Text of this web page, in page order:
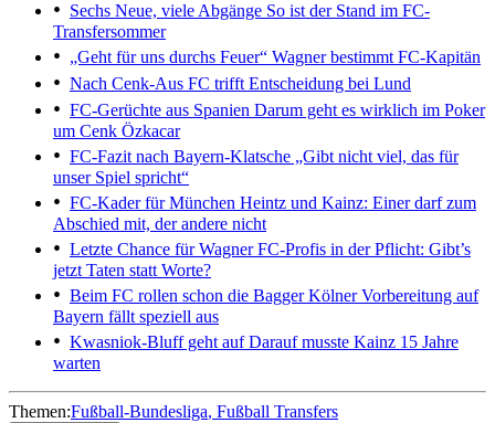
Sechs Neue, viele Abgänge So ist der Stand im FC-
Transfersommer
„Geht für uns durchs Feuer“ Wagner bestimmt FC-Kapitän
Nach Cenk-Aus FC trifft Entscheidung bei Lund
FC-Gerüchte aus Spanien Darum geht es wirklich im Poker
um Cenk Özkacar
FC-Fazit nach Bayern-Klatsche „Gibt nicht viel, das für
unser Spiel spricht“
FC-Kader für München Heintz und Kainz: Einer darf zum
Abschied mit, der andere nicht
Letzte Chance für WagnerFC-Profis in der Pflicht: Gibt’s
jetzt Taten statt Worte?
Beim FC rollen schon die BaggerKölner Vorbereitung auf
Bayern fällt speziell aus
Kwasniok-Bluff geht aufDarauf musste Kainz 15 Jahre
warten
Themen:Fußball-Bundesliga Fußball Transfers